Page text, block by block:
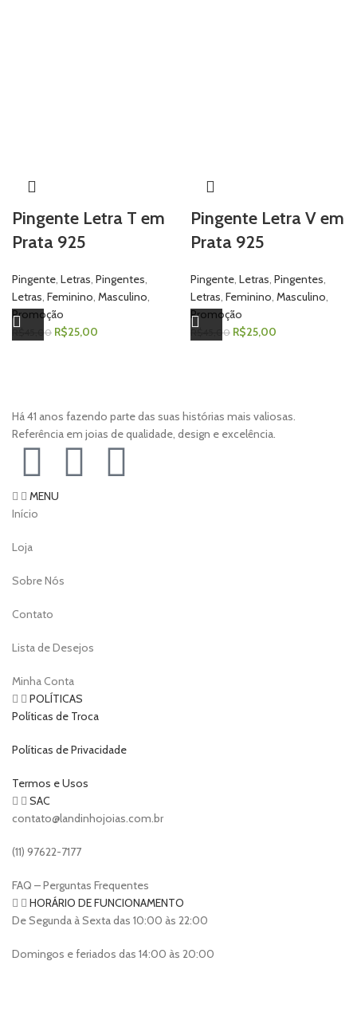
Pingente Letra T em
Prata 925
Pingente, Letras, Pingentes,
Letras, Feminino, Masculino,
Promoção
45,00 R$25,00
Pingente Letra V em
Prata 925
Pingente, Letras, Pingentes,
Letras, Feminino, Masculino,
Promoção
45,00 R$25,00
Há 41 anos fazendo parte das suas histórias mais valiosas.
Referência em joias de qualidade, design e excelência.
MENU
Início
Loja
Sobre Nós
Contato
Lista de Desejos
Minha Conta
POLÍTICAS
Políticas de Troca
Políticas de Privacidade
Termos e Usos
SAC
contato@landinhojoias.com.br
(11) 97622-7177
FAQ – Perguntas Frequentes
HORÁRIO DE FUNCIONAMENTO
De Segunda à Sexta das 10:00 às 22:00
Domingos e feriados das 14:00 às 20:00